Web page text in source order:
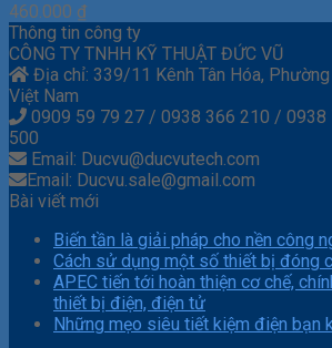
460.000 ₫
Thông tin công ty
CÔNG TY TNHH KỸ THUẬT ĐỨC VŨ
Địa chỉ: 339/11 Kênh Tân Hóa, Phường
Việt Nam
0909 59 79 27 / 0938 366 210 / 0938
500
Email: Ducvu@ducvutech.com
Email: Ducvu.sale@gmail.com
Bài viết mới
Biến tần là giải pháp cho nền công
Cách sử dụng một số thiết bị đóng
APEC tiến tới hoàn thiện cơ chế,
thiết bị điện, điện tử
Những mẹo siêu tiết kiệm điện bạn